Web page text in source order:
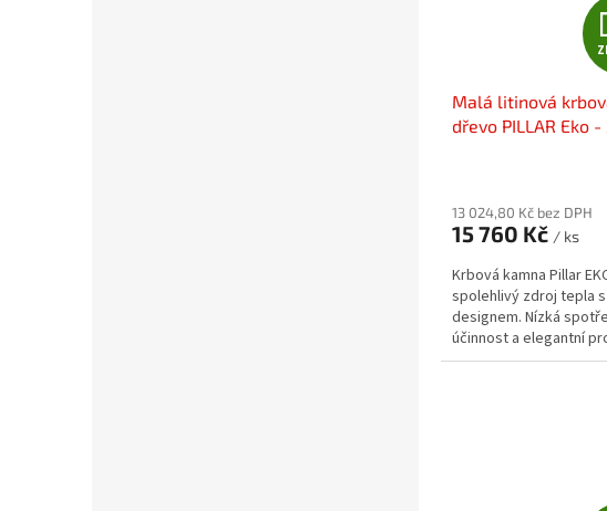
Malá litinová
dřevo PILLAR Eko -
13 024,80 Kč bez DPH
15 760 Kč / ks
Krbová kamna Pillar
spolehlivý zdroj tepla
designem. Nízká
účinnost a elegantní
interiér.